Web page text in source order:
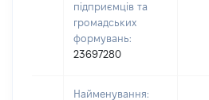
підприємців та
громадських
формувань:
23697280
Найменування: